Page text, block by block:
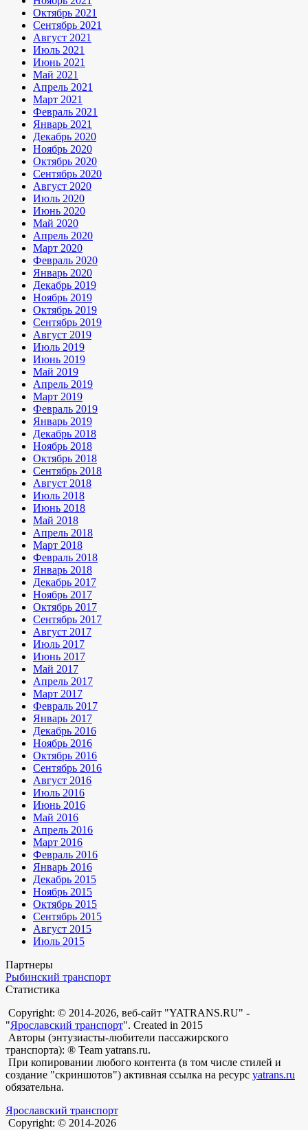
Октябрь 2021
Сентябрь 2021
Август 2021
Июль 2021
Июнь 2021
Май 2021
Апрель 2021
Март 2021
Февраль 2021
Январь 2021
Декабрь 2020
Ноябрь 2020
Октябрь 2020
Сентябрь 2020
Август 2020
Июль 2020
Июнь 2020
Май 2020
Апрель 2020
Март 2020
Февраль 2020
Январь 2020
Декабрь 2019
Ноябрь 2019
Октябрь 2019
Сентябрь 2019
Август 2019
Июль 2019
Июнь 2019
Май 2019
Апрель 2019
Март 2019
Февраль 2019
Январь 2019
Декабрь 2018
Ноябрь 2018
Октябрь 2018
Сентябрь 2018
Август 2018
Июль 2018
Июнь 2018
Май 2018
Апрель 2018
Март 2018
Февраль 2018
Январь 2018
Декабрь 2017
Ноябрь 2017
Октябрь 2017
Сентябрь 2017
Август 2017
Июль 2017
Июнь 2017
Май 2017
Апрель 2017
Март 2017
Февраль 2017
Январь 2017
Декабрь 2016
Ноябрь 2016
Октябрь 2016
Сентябрь 2016
Август 2016
Июль 2016
Июнь 2016
Май 2016
Апрель 2016
Март 2016
Февраль 2016
Январь 2016
Декабрь 2015
Ноябрь 2015
Октябрь 2015
Сентябрь 2015
Август 2015
Июль 2015
Партнеры
Рыбинский транспорт
Статистика
Copyright: © 2014-2026, веб-сайт "YATRANS.RU" -
"Ярославский транспорт". Created in 2015
Авторы (энтузиасты-любители пассажирского
транспорта): ® Team yatrans.ru.
При копировании любого контента (в том числе стилей и
создание "скриншотов") активная ссылка на ресурс yatrans.ru
обязательна.
Ярославский транспорт
Copyright: © 2014-2026